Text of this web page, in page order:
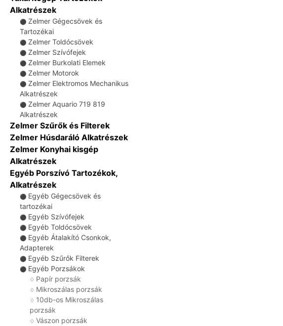
Alkatrészek
⚫ Zelmer Gégecsövek és
Tartozékai
⚫ Zelmer Toldócsövek
⚫ Zelmer Szívófejek
⚫ Zelmer Burkolati Elemek
⚫ Zelmer Motorok
⚫ Zelmer Elektromos Mechanikus
Alkatrészek
⚫ Zelmer Aquario 719 819
Alkatrészek
Zelmer Szűrők és Filterek
Zelmer Húsdaráló Alkatrészek
Zelmer Konyhai kisgép
Alkatrészek
Egyéb Porszívó Tartozékok,
Alkatrészek
⚫ Egyéb Gégecsövek és
tartozékai
⚫ Egyéb Szívófejek
⚫ Egyéb Toldócsövek
⚫ Egyéb Átalakító Csonkok,
Adapterek
⚫ Egyéb Szűrők Filterek
⚫ Egyéb Porzsákok
♢ Papír porzsák
♢ Mikroszálas porzsák
♢ 10db-os Mikroszálas
porzsák
♢ Vászon porzsák